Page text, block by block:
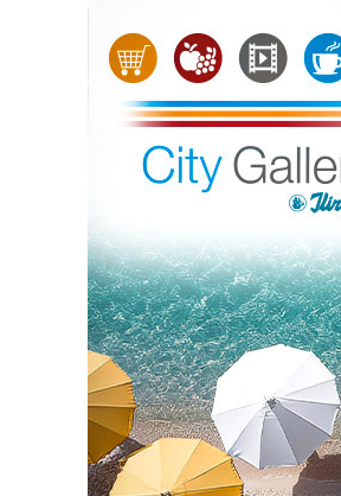
Kip Marije s Isusom, oboje s
od plemenitog bračkog kamena i
kipovima u Hrvatskoj. Klesar Vlado
osamnaest mjeseci u klesarskoj radnji
Biogradu na Moru. Kip se nalazi uz
najprometnijih pomorskih kanala
Pašmana kojim tijekom sezone
dvije tisuće plovila. Želja župljana je
i prolaznicima koji plove tim
svjedočanstvo vjere, da se na tom
projekt župe Kukljica pomogli su
drugi dobročinitelji i donatori.